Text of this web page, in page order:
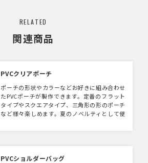
RELATED
関連商品
PVCクリアポーチ
ポーチの形状やカラーなどお好きに組み合わせ
たPVCポーチが製作できます。定番のフラット
タイプやスクエアタイプ、三角形の形のポーチ
など様々楽しめます。夏のノベルティとして使
PVCショルダーバッグ